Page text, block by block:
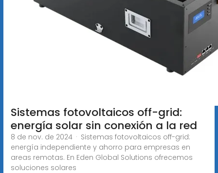
Sistemas fotovoltaicos off-grid:
energía solar sin conexión a la red
8 de nov. de 2024 · Sistemas fotovoltaicos off-grid:
energía independiente y ahorro para empresas en
areas remotas. En Eden Global Solutions ofrecemos
soluciones solares